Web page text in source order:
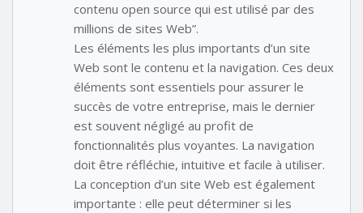
contenu open source qui est utilisé par des
millions de sites Web”.
Les éléments les plus importants d’un site
Web sont le contenu et la navigation. Ces deux
éléments sont essentiels pour assurer le
succès de votre entreprise, mais le dernier
est souvent négligé au profit de
fonctionnalités plus voyantes. La navigation
doit être réfléchie, intuitive et facile à utiliser.
La conception d’un site Web est également
importante : elle peut déterminer si les